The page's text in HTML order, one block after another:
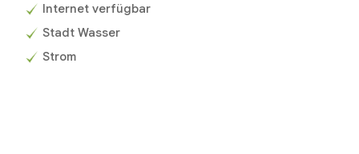
Internet verfügbar
Stadt Wasser
Strom